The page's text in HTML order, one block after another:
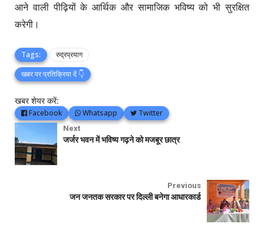
आने वाली पीढ़ियों के आर्थिक और सामाजिक भविष्य को भी सुरक्षित
करेगी।
Tags:
रुद्रप्रयाग
खबर पर प्रतिक्रिया दें 👇
खबर शेयर करें:
Facebook Whatsapp Twitter
Next
जर्जर भवन में भविष्य गढ़ने को मजबूर छात्र
Previous
जन जनतक सरकार पर दिल्ली बनेगा आधारकार्ड